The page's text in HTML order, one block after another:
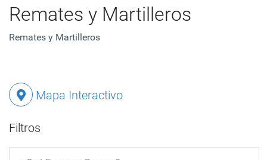
Remates y Martilleros
Remates y Martilleros
Mapa Interactivo
Filtros